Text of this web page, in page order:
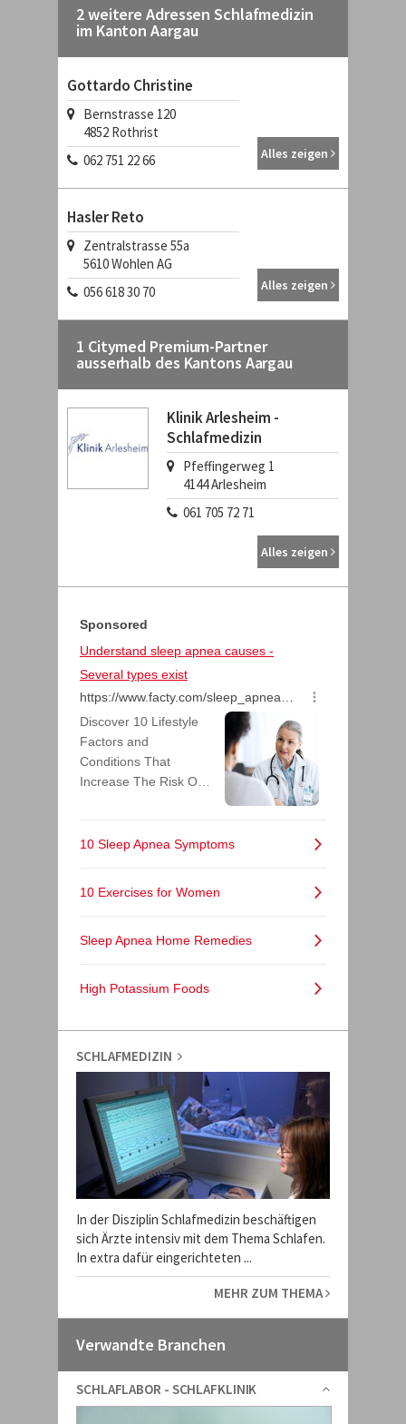
2 weitere Adressen Schlafmedizin
im Kanton Aargau
Gottardo Christine
Bernstrasse 120
4852 Rothrist
062 751 22 66
Alles zeigen
Hasler Reto
Zentralstrasse 55a
5610Wohlen AG
056 618 30 70
Alles zeigen
1 Citymed Premium-Partner
ausserhalb des Kantons Aargau
Klinik Arlesheim -
Schlafmedizin
Pfeffingerweg 1
4144Arlesheim
061 705 72 71
Alles zeigen
SCHLAFMEDIZIN
In der Disziplin Schlafmedizin beschäftigen
sich Ärzte intensiv mit dem Thema Schlafen.
In extra dafür eingerichteten ...
MEHR ZUM THEMA
Verwandte Branchen
SCHLAFLABOR - SCHLAFKLINIK